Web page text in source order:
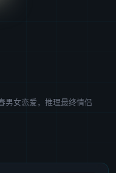
男女恋爱，推理最终情侣